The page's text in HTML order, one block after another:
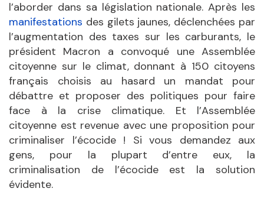
l’aborder dans sa législation nationale. Après les
manifestations des gilets jaunes, déclenchées par
l’augmentation des taxes sur les carburants, le
président Macron a convoqué une Assemblée
citoyenne sur le climat, donnant à 150 citoyens
français choisis au hasard un mandat pour
débattre et proposer des politiques pour faire
face à la crise climatique. Et l’Assemblée
citoyenne est revenue avec une proposition pour
criminaliser l’écocide ! Si vous demandez aux
gens, pour la plupart d’entre eux, la
criminalisation de l’écocide est la solution
évidente.